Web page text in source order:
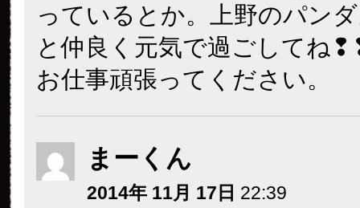
っているとか。上野のパン
と仲良く元気で過ごしてね
お仕事頑張ってください。
まーくん
2014年 11月 17日 22:39